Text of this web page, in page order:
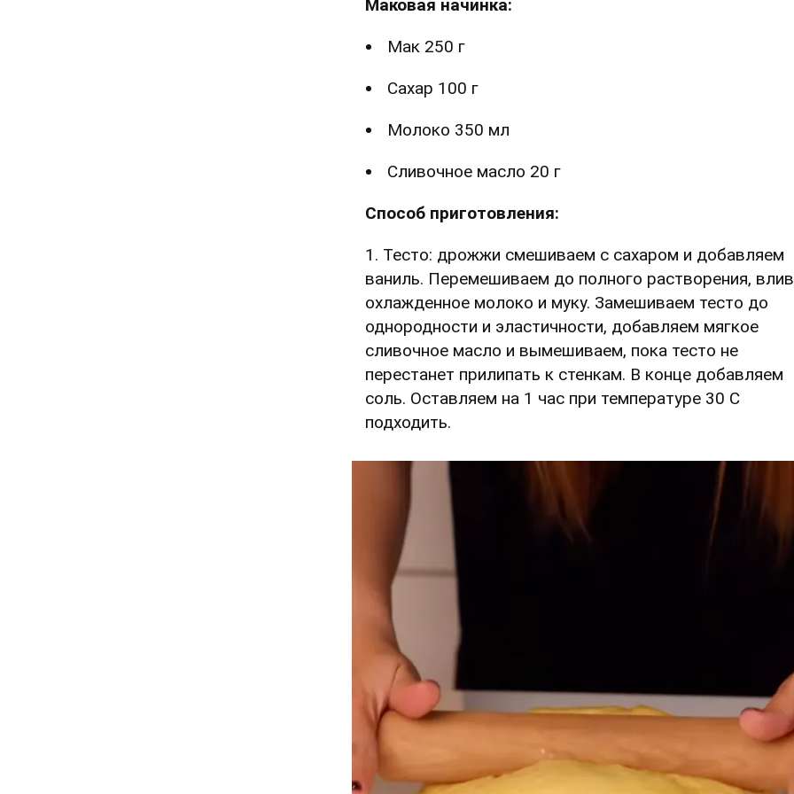
Маковая начинка:
Мак 250 г
Сахар 100 г
Молоко 350 мл
Сливочное масло 20 г
Способ приготовления:
1. Тесто: дрожжи смешиваем с сахаром и добавляем
ваниль. Перемешиваем до полного растворения,
охлажденное молоко и муку. Замешиваем тесто до
однородности и эластичности, добавляем мягкое
сливочное масло и вымешиваем, пока тесто не
перестанет прилипать к стенкам. В конце добавляем
соль. Оставляем на 1 час при температуре 30 С
подходить.